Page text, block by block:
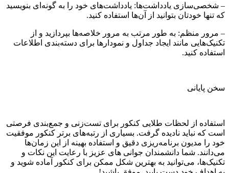
– شخصی‌سازی یادداشت‌ها: یادداشت‌های خود را به گونه‌ای بنویسید
که تنها خودتان بتوانید از آن‌ها استفاده کنید.
– مرور منظم: به طور مرتب به مرور خلاصه‌ها بپردازید و از
تکنیک‌هایی مانند ایجاد جداول و نمودارها برای دسته‌بندی اطلاعات
استفاده کنید.
سخن پایانی
استفاده از لحظات طلایی کنکور برای تست‌زنی و جمع‌بندی فرصتی
است که نباید نادیده گرفت. بسیاری از رتبه‌های برتر کنکور موفقیت
خود را مدیون برنامه‌ریزی دقیق و استفاده بهینه از این زمان‌ها
می‌دانند. شما دانشمندان جوانی های عزیز با رعایت این نکات و
تکنیک‌ها، می‌توانید به بهترین شکل ممکن برای کنکور آماده شوید و